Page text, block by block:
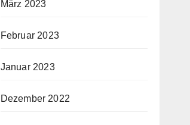
März 2023
Februar 2023
Januar 2023
Dezember 2022